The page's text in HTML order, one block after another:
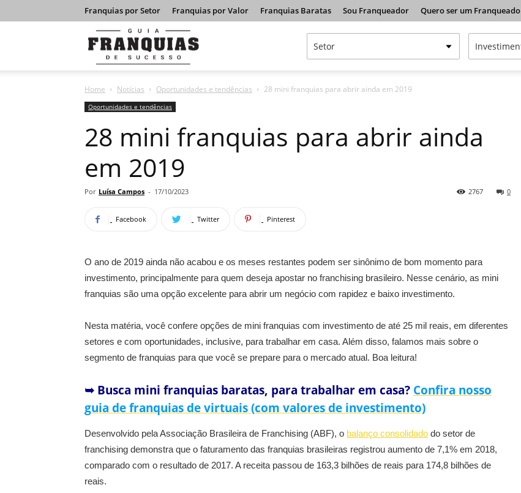
Franquias por Setor Franquias por Valor Franquias Baratas Sou Franqueador Quero ser um Franqueado
Franquias
de
Home Notícias Oportunidades e tendências 28 mini franquias para abrir ainda em 2019
Oportunidades e tendências
28 mini franquias para abrir ainda
em 2019
Por Luísa Campos - 17/10/2023 0
2767
Facebook Twitter Pinterest
O ano de 2019 ainda não acabou e os meses restantes podem ser sinônimo de bom momento para
investimento, principalmente para quem deseja apostar no franchising brasileiro. Nesse cenário, as mini
franquias são uma opção excelente para abrir um negócio com rapidez e baixo investimento.
Nesta matéria, você confere opções de mini franquias com investimento de até 25 mil reais, em diferentes
setores e com oportunidades, inclusive, para trabalhar em casa. Além disso, falamos mais sobre o
segmento de franquias para que você se prepare para o mercado atual. Boa leitura!
➥ Busca mini franquias baratas, para trabalhar em casa? Confira nosso
guia de franquias de virtuais (com valores de investimento)
Desenvolvido pela Associação Brasileira de Franchising (ABF), o balanço consolidado do setor de
franchising demonstra que o faturamento das franquias brasileiras registrou aumento de 7,1% em 2018,
comparado com o resultado de 2017. A receita passou de 163,3 bilhões de reais para 174,8 bilhões de
reais.